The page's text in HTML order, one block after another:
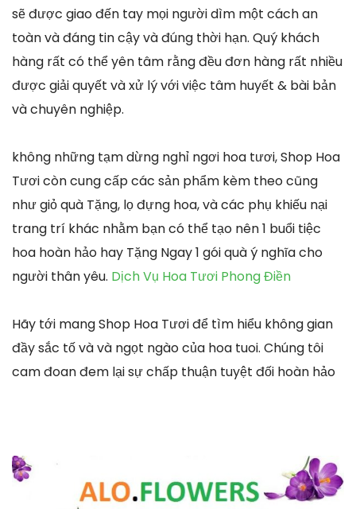
sẽ được giao đến tay mọi người dìm một cách an
toàn và đáng tin cậy và đúng thời hạn. Quý khách
hàng rất có thể yên tâm rằng đều đơn hàng rất nhiều
được giải quyết và xử lý với việc tâm huyết & bài bản
và chuyên nghiệp.
không những tạm dừng nghỉ ngơi hoa tươi, Shop Hoa
Tươi còn cung cấp các sản phẩm kèm theo cũng
như giỏ quà Tặng, lọ đựng hoa, và các phụ khiếu nại
trang trí khác nhằm bạn có thể tạo nên 1 buổi tiệc
hoa hoàn hảo hay Tặng Ngay 1 gói quà ý nghĩa cho
người thân yêu. Dịch Vụ Hoa Tươi Phong Điền
Hãy tới mang Shop Hoa Tươi để tìm hiểu không gian
đầy sắc tố và và ngọt ngào của hoa tuoi. Chúng tôi
cam đoan đem lại sự chấp thuận tuyệt đối hoàn hảo